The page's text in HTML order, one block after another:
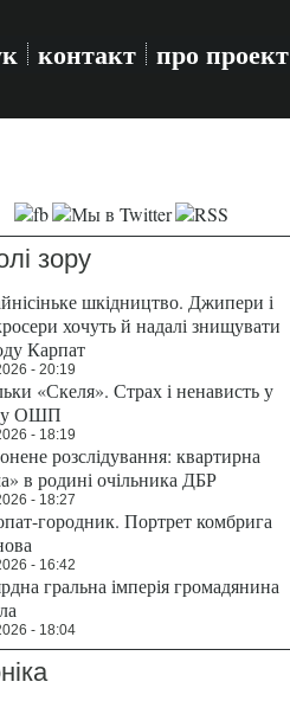
контакт про проект
зору
шкідництво. Джипери і
хочуть й надалі знищувати
Карпат
- 20:19
«Скеля». Страх і ненависть у
ОШП
- 18:19
розслідування: квартирна
в родині очільника ДБР
- 18:27
городник. Портрет комбрига
- 16:42
гральна імперія громадянина
- 18:04